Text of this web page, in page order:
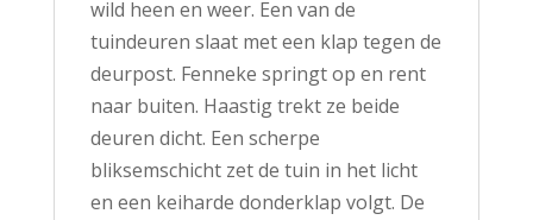
wild heen en weer. Een van de
tuindeuren slaat met een klap tegen de
deurpost. Fenneke springt op en rent
naar buiten. Haastig trekt ze beide
deuren dicht. Een scherpe
bliksemschicht zet de tuin in het licht
en een keiharde donderklap volgt. De